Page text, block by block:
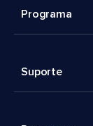
Programa
Suporte